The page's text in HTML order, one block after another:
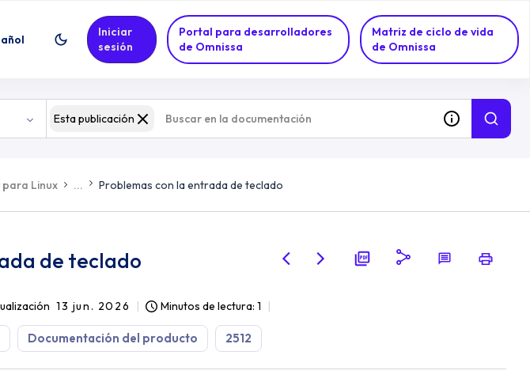
Portal para desarrolladores
de Omnissa
Matriz de ciclo de vida
de Omnissa
Iniciar
sesión
Esta publicación
para Linux ... Problemas con la entrada de teclado
de teclado
13 jun. 2026 Minutos de lectura: 1
Documentación del producto 2512